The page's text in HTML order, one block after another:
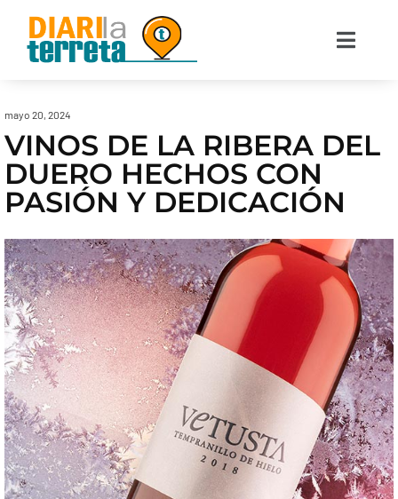
mayo 20, 2024
VINOS DE LA RIBERA DEL
DUERO HECHOS CON
PASIÓN Y DEDICACIÓN